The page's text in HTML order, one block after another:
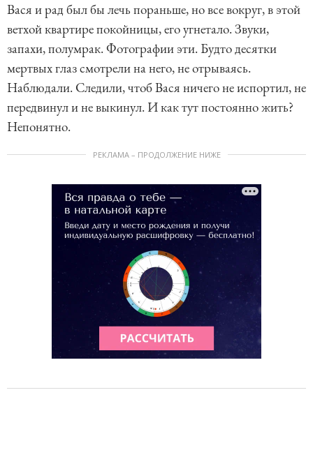
Вася и рад был бы лечь пораньше, но все вокруг, в этой
ветхой квартире покойницы, его угнетало. Звуки,
запахи, полумрак. Фотографии эти. Будто десятки
мертвых глаз смотрели на него, не отрываясь.
Наблюдали. Следили, чтоб Вася ничего не испортил, не
передвинул и не выкинул. И как тут постоянно жить?
Непонятно.
РЕКЛАМА – ПРОДОЛЖЕНИЕ НИЖЕ